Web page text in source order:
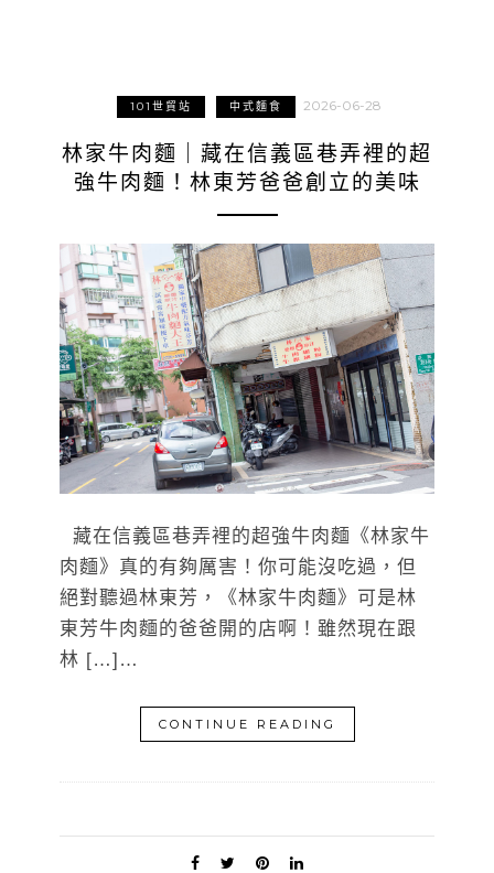
101世貿站 中式麵食 2026-06-28
林家牛肉麵｜藏在信義區巷弄裡的超
強牛肉麵！林東芳爸爸創立的美味
藏在信義區巷弄裡的超強牛肉麵《林家牛
肉麵》真的有夠厲害！你可能沒吃過，但
絕對聽過林東芳，《林家牛肉麵》可是林
東芳牛肉麵的爸爸開的店啊！雖然現在跟
林 […]…
CONTINUE READING